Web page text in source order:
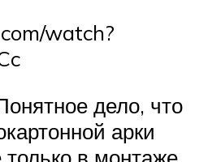
watch?
дело, что
арки
в монтаже.